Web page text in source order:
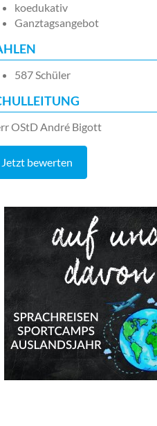
koedukativ
Ganztagsangebot
587 Schüler
OStD André Bigott
Jetzt bewerten